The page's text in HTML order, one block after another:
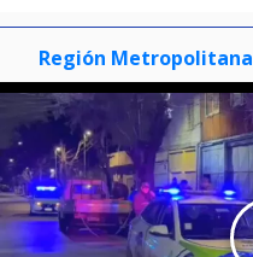
Región Metropolitana